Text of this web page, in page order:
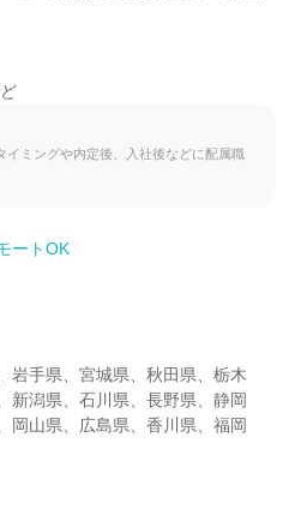
ミングや内定後、入社後などに配属職
ートOK
岩手県、宮城県、秋田県、栃木
新潟県、石川県、長野県、静岡
岡山県、広島県、香川県、福岡